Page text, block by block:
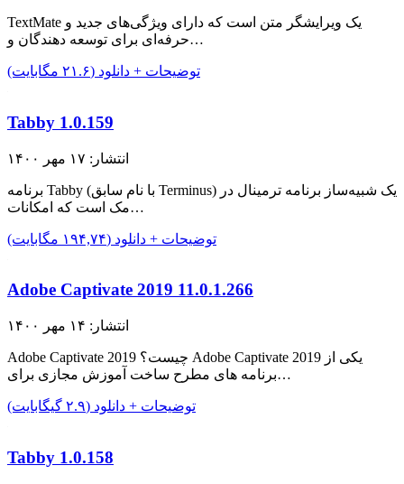
TextMate یک ویرایشگر متن است که دارای ویژگی‌های جدید و
حرفه‌ای برای توسعه دهندگان و…
توضیحات + دانلود (۲۱.۶ مگابایت)
Tabby 1.0.159
انتشار: ۱۷ مهر ۱۴۰۰
برنامه Tabby (با نام سابق Terminus) یک شبیه‌ساز برنامه ترمینال در
مک است که امکانات…
توضیحات + دانلود (۱۹۴,۷۴ مگابایت)
Adobe Captivate 2019 11.0.1.266
انتشار: ۱۴ مهر ۱۴۰۰
Adobe Captivate 2019 چیست؟ Adobe Captivate 2019 یکی از
برنامه های مطرح ساخت آموزش مجازی برای…
توضیحات + دانلود (۲.۹ گیگابایت)
Tabby 1.0.158